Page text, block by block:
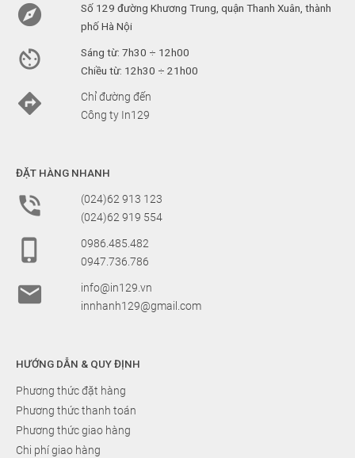

Số 129 đường Khương Trung, quận Thanh Xuân, thành
phố Hà Nội

Sáng từ: 7h30 ÷ 12h00
Chiều từ: 12h30 ÷ 21h00

Chỉ đường đến
Công ty In129
ĐẶT HÀNG NHANH

(024)62 913 123
(024)62 919 554

0986.485.482
0947.736.786

info@in129.vn
innhanh129@gmail.com
HƯỚNG DẪN & QUY ĐỊNH
Phương thức đặt hàng
Phương thức thanh toán
Phương thức giao hàng
Chi phí giao hàng